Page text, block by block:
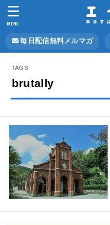
毎日配信無料メルマガ
MENU
brutally